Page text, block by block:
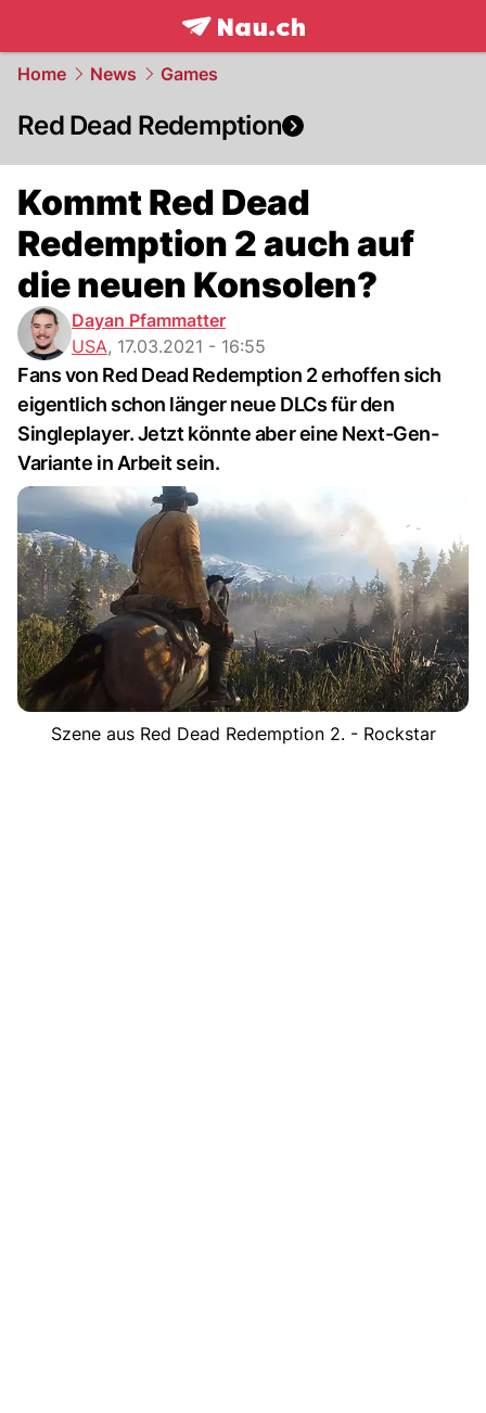
frontpage.NAU.ch
Home News Games
Red Dead Redemption
Kommt Red Dead
Redemption 2 auch auf
die neuen Konsolen?
Dayan Pfammatter
USA, 17.03.2021 - 16:55
Fans von Red Dead Redemption 2 erhoffen sich
eigentlich schon länger neue DLCs für den
Singleplayer. Jetzt könnte aber eine Next-Gen-
Variante in Arbeit sein.
Szene aus Red Dead Redemption 2. - Rockstar